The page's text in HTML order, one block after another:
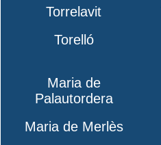
Torrelavit
Torelló
Maria de
Palautordera
Maria de Merlès